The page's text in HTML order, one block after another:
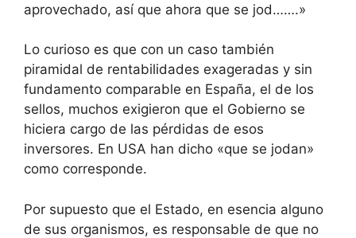
aprovechado, así que ahora que se jod…….»
Lo curioso es que con un caso también
piramidal de rentabilidades exageradas y sin
fundamento comparable en España, el de los
sellos, muchos exigieron que el Gobierno se
hiciera cargo de las pérdidas de esos
inversores. En USA han dicho «que se jodan»
como corresponde.
Por supuesto que el Estado, en esencia alguno
de sus organismos, es responsable de que no